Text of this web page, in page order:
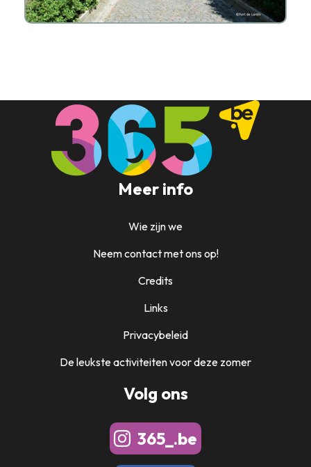
Meer info
Wie zijn we
Neem contact met ons op!
Credits
Links
Privacybeleid
De leukste activiteiten voor deze zomer
Volg ons
365_.be